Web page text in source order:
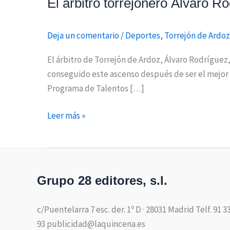
El árbitro torrejonero Álvaro
Deja un comentario/Deportes, Torrejón de Ardoz
El árbitro de Torrejón de Ardoz, Álvaro
conseguido este ascenso después de ser el
Programa de Talentos […]
Leer más »
Grupo 28 editores, s.l.
c/Puentelarra 7 esc. der. 1º D · 28031 Madrid Telf. 91
93 publicidad@laquincena.es